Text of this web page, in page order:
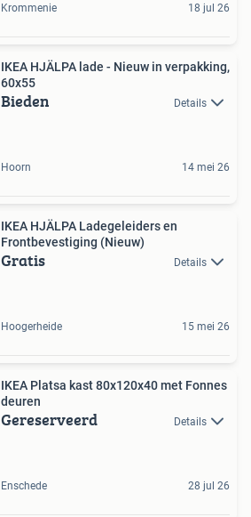
Krommenie 18 jul 26
IKEA HJÄLPA lade - Nieuw in verpakking,
60x55
Bieden Details
Hoorn 14 mei 26
IKEA HJÄLPA Ladegeleiders en
Frontbevestiging (Nieuw)
Gratis Details
Hoogerheide 15 mei 26
IKEA Platsa kast 80x120x40 met Fonnes
deuren
Gereserveerd Details
Enschede 28 jul 26